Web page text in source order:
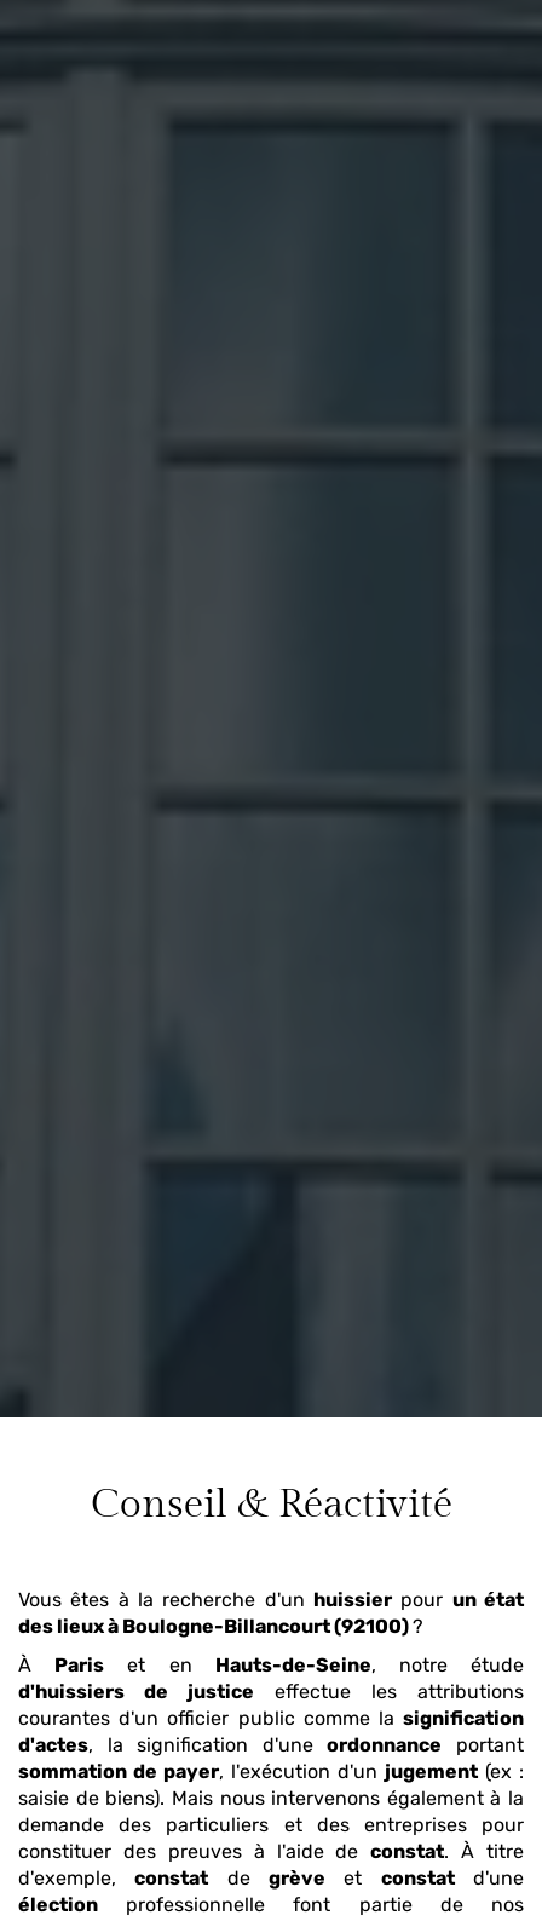
Conseil & Réactivité
Vous êtes à la recherche d'un huissier pour un état
des lieuxà Boulogne-Billancourt (92100)?
À Paris et en Hauts-de-Seine, notre étude
d'huissiers de justice effectue les attributions
courantes d'un officier public comme la signification
d'actes, la signification d'uneordonnance portant
sommation de payer, l'exécution d'un jugement (ex :
saisie de biens). Mais nous intervenons également à la
demande des particuliers et des entreprises pour
constituer des preuves à l'aide deconstat. À titre
d'exemple,constat degrève et constatd'une
élection professionnelle font partie de nos